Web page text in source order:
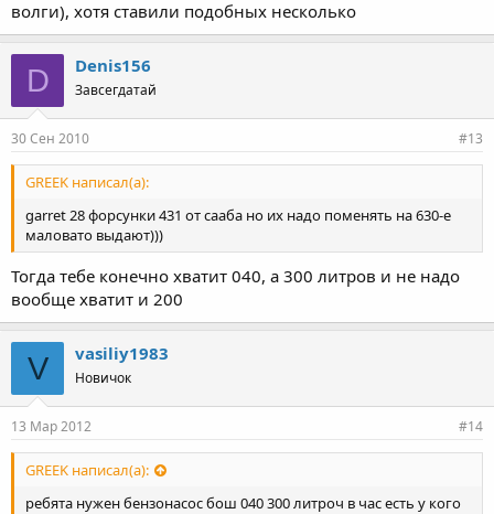
волги), хотя ставили подобных несколько
D Denis156
Завсегдатай
30 Сен 2010 #13
GREEK написал(а):
garret 28 форсунки 431 от сааба но их надо поменять на 630-е
маловато выдают)))
Тогда тебе конечно хватит 040, а 300 литров и не надо
вообще хватит и 200
V vasiliy1983
Новичок
13 Мар 2012 #14
GREEK написал(а):
ребята нужен бензонасос бош 040 300 литроч в час есть у кого